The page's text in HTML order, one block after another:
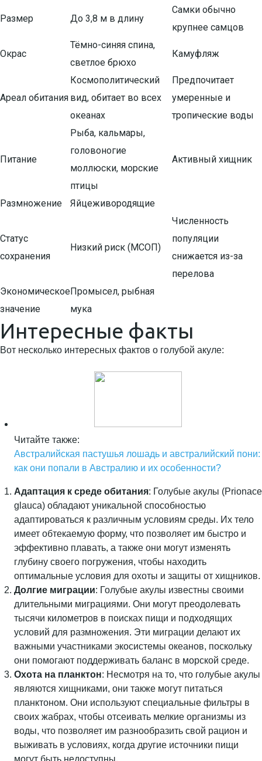
Размер До 3,8 м в длину
Самки обычно
крупнее самцов
Окрас
Тёмно-синяя спина,
светлое брюхо
Камуфляж
Ареал обитания
Космополитический
вид, обитает во всех
океанах
Предпочитает
умеренные и
тропические воды
Питание
Рыба, кальмары,
головоногие
моллюски, морские
птицы
Активный хищник
Размножение Яйцеживородящие
Статус
сохранения
Низкий риск (МСОП)
Численность
популяции
снижается из-за
перелова
Экономическое
значение
Промысел, рыбная
мука
Интересные факты
Вот несколько интересных фактов о голубой акуле:
Читайте также:
Австралийская пастушья лошадь и австралийский пони:
как они попали в Австралию и их особенности?
Адаптация к среде обитания: Голубые акулы (Prionace
glauca) обладают уникальной способностью
адаптироваться к различным условиям среды. Их тело
имеет обтекаемую форму, что позволяет им быстро и
эффективно плавать, а также они могут изменять
глубину своего погружения, чтобы находить
оптимальные условия для охоты и защиты от хищников.
Долгие миграции: Голубые акулы известны своими
длительными миграциями. Они могут преодолевать
тысячи километров в поисках пищи и подходящих
условий для размножения. Эти миграции делают их
важными участниками экосистемы океанов, поскольку
они помогают поддерживать баланс в морской среде.
Охота на планктон: Несмотря на то, что голубые акулы
являются хищниками, они также могут питаться
планктоном. Они используют специальные фильтры в
своих жабрах, чтобы отсеивать мелкие организмы из
воды, что позволяет им разнообразить свой рацион и
выживать в условиях, когда другие источники пищи
могут быть недоступны.